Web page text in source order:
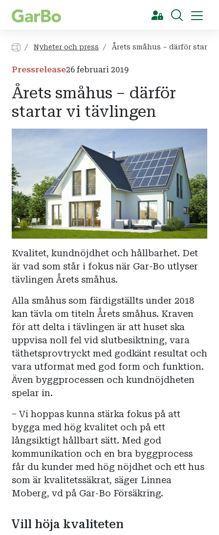
[Sök]
Nyheter och press Årets småhus – därför
Pressrelease26 februari 2019
Årets småhus – därför
startar vi tävlingen
Kvalitet, kundnöjdhet och hållbarhet. Det
är vad som står i fokus när Gar-Bo utlyser
tävlingen Årets småhus.
Alla småhus som färdigställts under 2018
kan tävla om titeln Årets småhus. Kraven
för att delta i tävlingen är att huset ska
uppvisa noll fel vid slutbesiktning, vara
täthetsprovtryckt med godkänt resultat och
vara utformat med god form och funktion.
Även byggprocessen och kundnöjdheten
spelar in.
– Vi hoppas kunna stärka fokus på att
bygga med hög kvalitet och på ett
långsiktigt hållbart sätt. Med god
kommunikation och en bra byggprocess
får du kunder med hög nöjdhet och ett hus
som är kvalitetssäkrat, säger Linnea
Moberg, vd på Gar-Bo Försäkring.
Vill höja kvaliteten